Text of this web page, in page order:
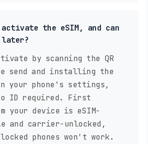
activate the eSIM, and can
by scanning the QR
send and installing the
your phone's settings,
ID required. First
your device is eSIM-
and carrier-unlocked,
phones won't work.